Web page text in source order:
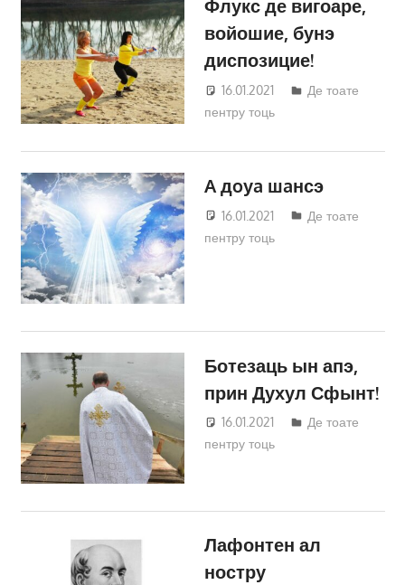
Флукс де вигоаре,
войошие, бунэ
диспозицие!
16.01.2021
Татьяна
Де тоате
пентру тоць
A дoуa шaнсэ
16.01.2021
Татьяна
Де тоате
пентру тоць
Ботезаць ын апэ,
прин Духул Сфынт!
16.01.2021
Татьяна
Де тоате
пентру тоць
Лафонтен ал
ностру